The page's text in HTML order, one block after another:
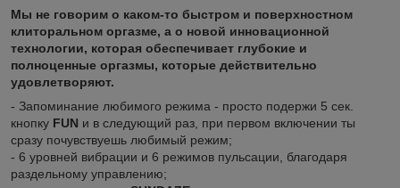
Мы не говорим о каком-то быстром и поверхностном
клиторальном оргазме, а о новой инновационной
технологии, которая обеспечивает глубокие и
полноценные оргазмы, которые действительно
удовлетворяют.
- Запоминание любимого режима - просто подержи 5 сек.
кнопку FUN и в следующий раз, при первом включении ты
сразу почувствуешь любимый режим;
- 6 уровней вибрации и 6 режимов пульсации, благодаря
раздельному управлению;